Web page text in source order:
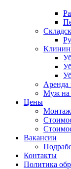
Аренда
Муж на
Цены
Монтаж
Вакансии
Контакты
Политика